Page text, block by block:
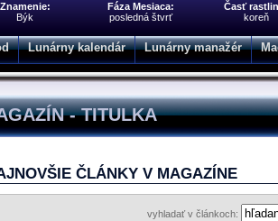
Znamenie:
Býk
Fáza Mesiaca:
posledná štvrť
Časť
koreň
Lunárny kalendár Lunárny manažér
- TITULKA
ČLÁNKY V MAGAZÍNE
vyhladať v článkoch: